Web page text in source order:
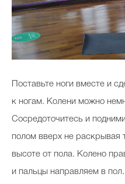
Поставьте ноги вместе и
к ногам. Колени можно
Сосредоточитесь и
полом вверх не раскрывая
высоте от пола. Колено
и пальцы направляем в